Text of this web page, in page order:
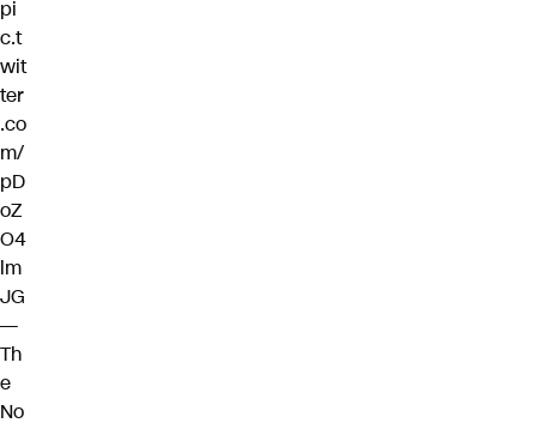
pi
c.t
wit
ter
.co
m/
pD
oZ
O4
lm
JG
—
Th
e
No